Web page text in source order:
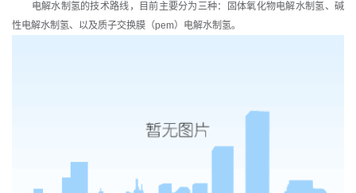
电解水制氢的技术路线，目前主要分为三种：固体氧化物电解水制氢、碱
性电解水制氢、以及质子交换膜（pem）电解水制氢。